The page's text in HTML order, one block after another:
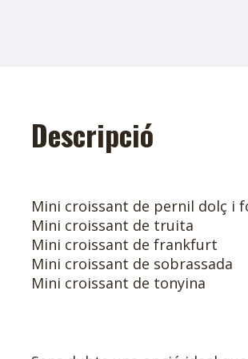
Descripció
Mini croissant de pernil dolç i
Mini croissant de truita
Mini croissant de frankfurt
Mini croissant de sobrassada
Mini croissant de tonyina